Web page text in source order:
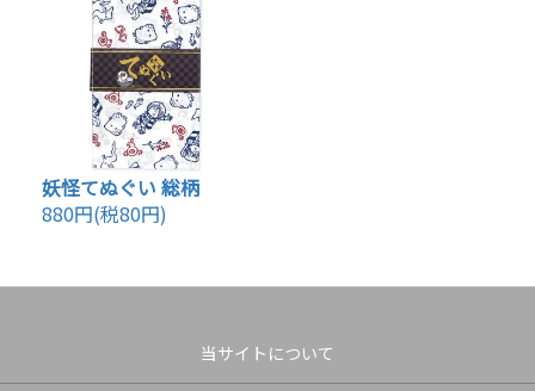
妖怪てぬぐい 総柄
880円(税80円)
当サイトについて